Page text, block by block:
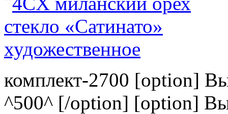
комплект-2700 [option]
^500^ [/option] [option]